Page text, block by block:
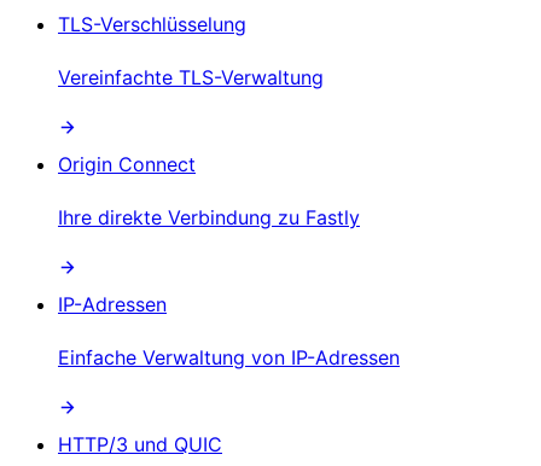
TLS-Verschlüsselung
Vereinfachte TLS-Verwaltung
Origin Connect
Ihre direkte Verbindung zu Fastly
IP-Adressen
Einfache Verwaltung von IP-Adressen
HTTP/3 und QUIC